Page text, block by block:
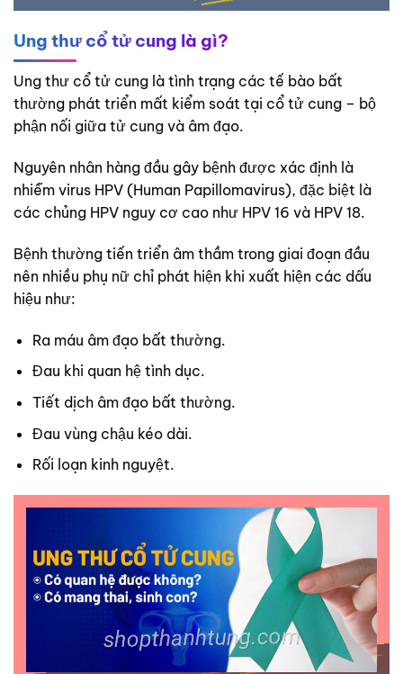
Ung thư cổ tử cung là gì?
Ung thư cổ tử cung là tình trạng các tế bào bất
thường phát triển mất kiểm soát tại cổ tử cung – bộ
phận nối giữa tử cung và âm đạo.
Nguyên nhân hàng đầu gây bệnh được xác định là
nhiễm virus HPV (Human Papillomavirus), đặc biệt là
các chủng HPV nguy cơ cao như HPV 16 và HPV 18.
Bệnh thường tiến triển âm thầm trong giai đoạn đầu
nên nhiều phụ nữ chỉ phát hiện khi xuất hiện các dấu
hiệu như:
Ra máu âm đạo bất thường.
Đau khi quan hệ tình dục.
Tiết dịch âm đạo bất thường.
Đau vùng chậu kéo dài.
Rối loạn kinh nguyệt.